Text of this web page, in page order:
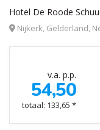
Hotel De Roode
Nijkerk, Gelderland,
v.a. p.p.
54,50
totaal: 133,65 *